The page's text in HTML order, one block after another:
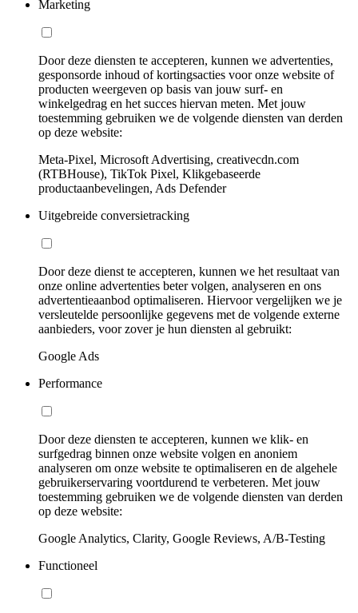
Marketing
Door deze diensten te accepteren, kunnen we advertenties,
gesponsorde inhoud of kortingsacties voor onze website of
producten weergeven op basis van jouw surf- en
winkelgedrag en het succes hiervan meten. Met jouw
toestemming gebruiken we de volgende diensten van derden
op deze website:
Meta-Pixel, Microsoft Advertising, creativecdn.com
(RTBHouse), TikTok Pixel, Klikgebaseerde
productaanbevelingen, Ads Defender
Uitgebreide conversietracking
Door deze dienst te accepteren, kunnen we het resultaat van
onze online advertenties beter volgen, analyseren en ons
advertentieaanbod optimaliseren. Hiervoor vergelijken we je
versleutelde persoonlijke gegevens met de volgende externe
aanbieders, voor zover je hun diensten al gebruikt:
Google Ads
Performance
Door deze diensten te accepteren, kunnen we klik- en
surfgedrag binnen onze website volgen en anoniem
analyseren om onze website te optimaliseren en de algehele
gebruikerservaring voortdurend te verbeteren. Met jouw
toestemming gebruiken we de volgende diensten van derden
op deze website:
Google Analytics, Clarity, Google Reviews, A/B-Testing
Functioneel